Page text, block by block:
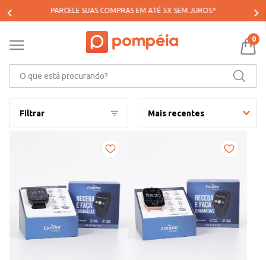
PARCELE SUAS COMPRAS EM ATÉ 5X SEM JUROS*
0
Filtrar Mais recentes